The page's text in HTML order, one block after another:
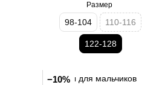
Размер
98-104 110-116
122-128
−10%